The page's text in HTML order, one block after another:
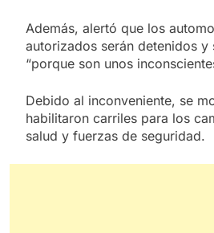
Además, alertó que los
autorizados serán detenidos y
“porque son unos
Debido al inconveniente, se
habilitaron carriles para los
salud y fuerzas de seguridad.